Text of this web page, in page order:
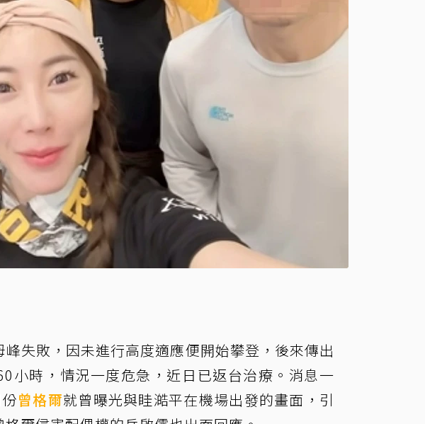
失敗，因未進行高度適應便開始攀登，後來傳出
小時，情況一度危急，近日已返台治療。消息一
曾格爾就曾曝光與眭澔平在機場出發的畫面，引